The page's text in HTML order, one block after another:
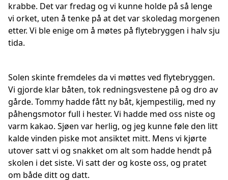
krabbe. Det var fredag og vi kunne holde på så lenge
vi orket, uten å tenke på at det var skoledag morgenen
etter. Vi ble enige om å møtes på flytebryggen i halv sju
tida.
Solen skinte fremdeles da vi møttes ved flytebryggen.
Vi gjorde klar båten, tok redningsvestene på og dro av
gårde. Tommy hadde fått ny båt, kjempestilig, med ny
påhengsmotor full i hester. Vi hadde med oss niste og
varm kakao. Sjøen var herlig, og jeg kunne føle den litt
kalde vinden piske mot ansiktet mitt. Mens vi kjørte
utover satt vi og snakket om alt som hadde hendt på
skolen i det siste. Vi satt der og koste oss, og pratet
om både ditt og datt.